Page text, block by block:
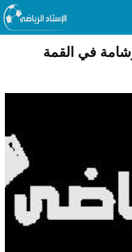
في القمة